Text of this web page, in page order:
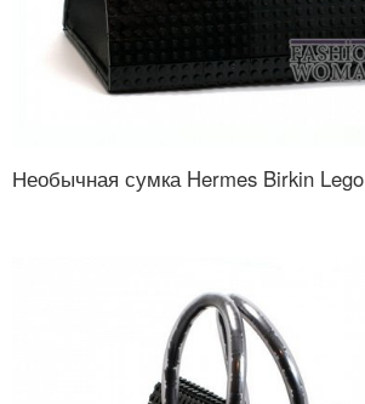
Необычная сумка Hermes Birkin Lego